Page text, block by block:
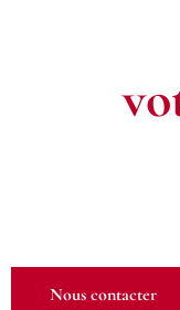
Nous contacter